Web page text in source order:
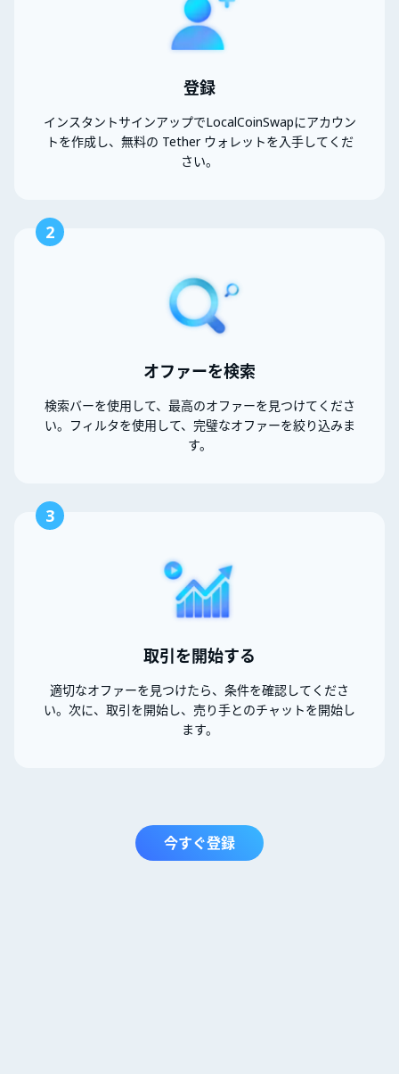
登録
インスタントサインアップでLocalCoinSwapにアカウン
トを作成し、無料の Tether ウォレットを入手してくだ
さい。
2
オファーを検索
検索バーを使用して、最高のオファーを見つけてくださ
い。フィルタを使用して、完璧なオファーを絞り込みま
す。
3
取引を開始する
適切なオファーを見つけたら、条件を確認してくださ
い。次に、取引を開始し、売り手とのチャットを開始し
ます。
今すぐ登録